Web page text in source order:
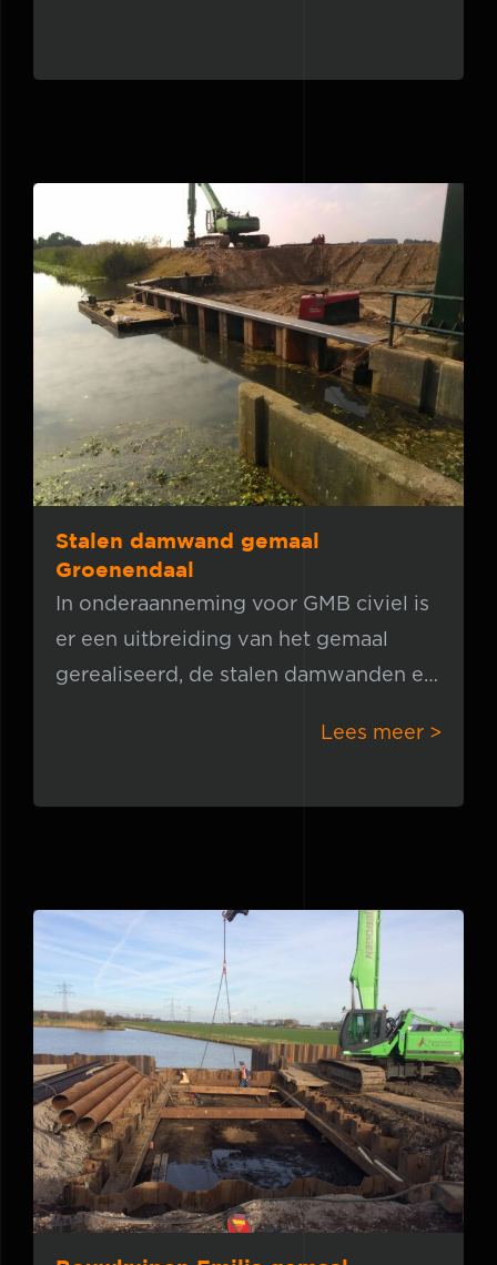
Stalen damwand gemaal
Groenendaal
Stalen damwand gemaal
Groenendaal
In onderaanneming voor GMB civiel is
er een uitbreiding van het gemaal
gerealiseerd, de stalen damwanden en
Lees meer >
Bouwkuipen Emilia gemaal